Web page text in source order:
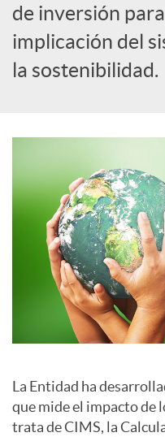
S
o
c
i
e
s
de inversión
implicación del
la sostenibilidad.
La Entidad ha
que mide el impacto de
trata de CIMS, la